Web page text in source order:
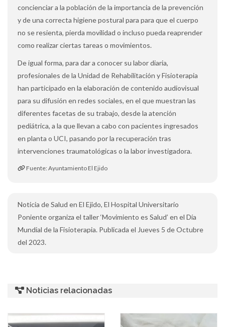
concienciar a la población de la importancia de la prevención
y de una correcta higiene postural para para que el cuerpo
no se resienta, pierda movilidad o incluso pueda reaprender
como realizar ciertas tareas o movimientos.
De igual forma, para dar a conocer su labor diaria,
profesionales de la Unidad de Rehabilitación y Fisioterapia
han participado en la elaboración de contenido audiovisual
para su difusión en redes sociales, en el que muestran las
diferentes facetas de su trabajo, desde la atención
pediátrica, a la que llevan a cabo con pacientes ingresados
en planta o UCI, pasando por la recuperación tras
intervenciones traumatológicas o la labor investigadora.
Fuente: Ayuntamiento El Ejido
Noticia de Salud en El Ejido, El Hospital Universitario
Poniente organiza el taller ‘Movimiento es Salud’ en el Día
Mundial de la Fisioterapia. Publicada el Jueves 5 de Octubre
del 2023.
Noticias relacionadas